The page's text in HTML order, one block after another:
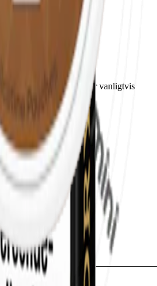
08:00 - 18:00 Vi svarar vanligtvis